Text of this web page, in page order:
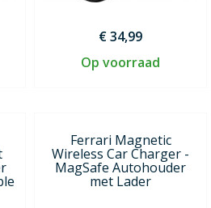
€ 34,99
Op voorraad
Ferrari Magnetic
Wireless Car Charger -
MagSafe Autohouder
met Lader